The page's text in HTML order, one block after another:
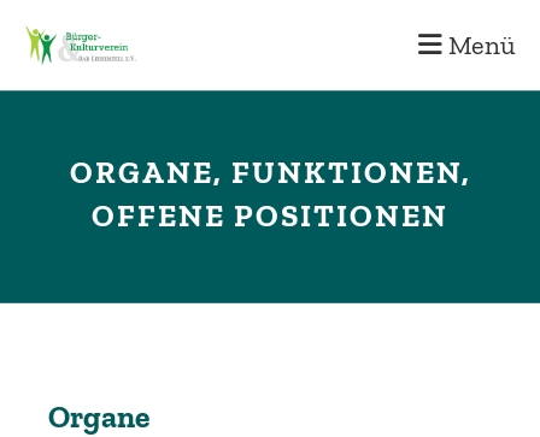
Menü
ORGANE, FUNKTIONEN,
OFFENE POSITIONEN
Organe